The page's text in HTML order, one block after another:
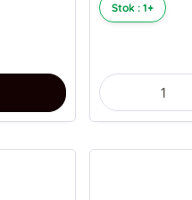
Stok : 1+